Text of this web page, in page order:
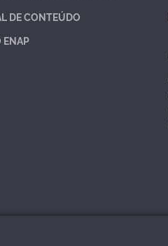
DE CONTEÚDO
ENAP